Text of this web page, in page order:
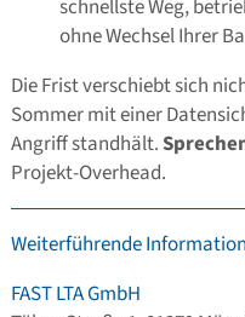
schnellste Weg,
ohne Wechsel Ihrer
Die Frist verschiebt sich
Sommer mit einer
Angriff standhält.
Projekt-Overhead.
Weiterführende
FAST LTA GmbH